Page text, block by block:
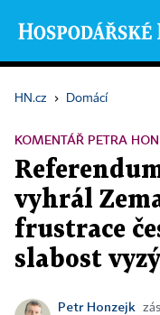
HN.cz › Domácí
KOMENTÁŘ PETRA
vyhrál
frustrace
slabost
Petr Honzejk